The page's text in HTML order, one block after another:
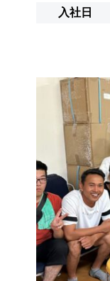
入社日